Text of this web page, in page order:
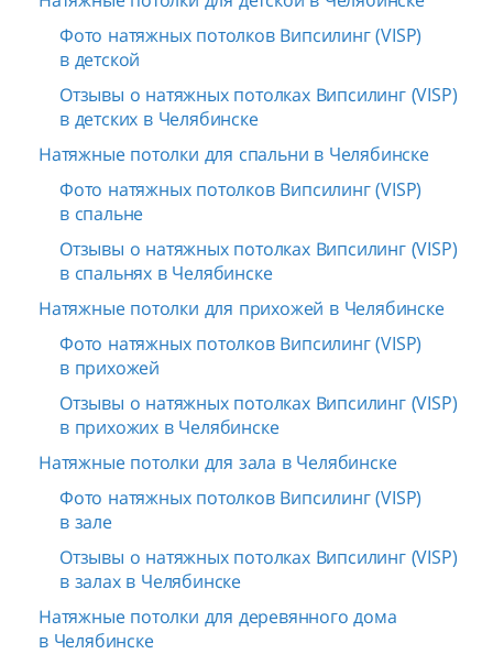
Фото натяжных потолков Випсилинг (VISP)
в детской
Отзывы о натяжных потолках Випсилинг (VISP)
в детских в Челябинске
Натяжные потолки для спальни в Челябинске
Фото натяжных потолков Випсилинг (VISP)
в спальне
Отзывы о натяжных потолках Випсилинг (VISP)
в спальнях в Челябинске
Натяжные потолки для прихожей в Челябинске
Фото натяжных потолков Випсилинг (VISP)
в прихожей
Отзывы о натяжных потолках Випсилинг (VISP)
в прихожих в Челябинске
Натяжные потолки для зала в Челябинске
Фото натяжных потолков Випсилинг (VISP)
в зале
Отзывы о натяжных потолках Випсилинг (VISP)
в залах в Челябинске
Натяжные потолки для деревянного дома
в Челябинске